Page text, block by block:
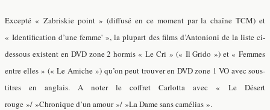
Excepté « Zabriskie point » (diffusé en ce moment par la chaîne TCM) et
« Identification d’une femme' », la plupart des films d’Antonioni de la liste ci-
dessous existent en DVD zone 2 hormis « Le Cri » (« Il Grido ») et « Femmes
entre elles » (« Le Amiche ») qu’on peut trouver en DVD zone 1 VO avec sous-
titres en anglais. A noter le coffret Carlotta avec « Le Désert
rouge »/ »Chronique d’un amour »/ »La Dame sans camélias ».